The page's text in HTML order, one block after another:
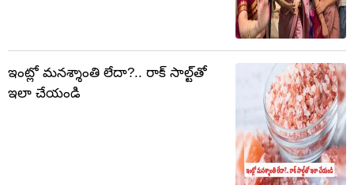
ఇంట్లో మనశ్శాంతి లేదా?.. రాక్ సాల్ట్‌తో
ఇలా చేయండి